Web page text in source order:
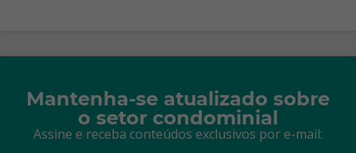
Mantenha-se atualizado sobre
o setor condominial
Assine e receba conteúdos exclusivos por e-mail: